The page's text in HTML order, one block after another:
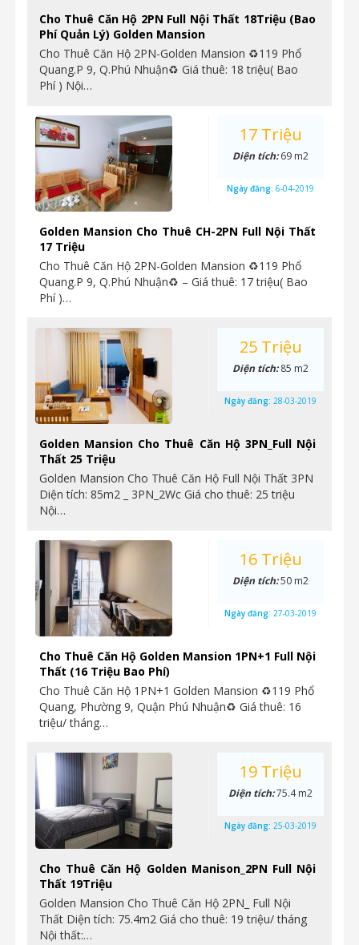
Cho Thuê Căn Hộ 2PN Full Nội Thất 18Triệu (Bao
Phí Quản Lý) Golden Mansion
Cho Thuê Căn Hộ 2PN-Golden Mansion ♻119 Phổ
Quang.P 9, Q.Phú Nhuận♻ Giá thuê: 18 triệu( Bao
Phí ) Nội…
Golden Mansion Cho Thuê CH-2PN Full Nội Thất
17 Triệu
Cho Thuê Căn Hộ 2PN-Golden Mansion ♻119 Phổ
Quang.P 9, Q.Phú Nhuận♻ – Giá thuê: 17 triệu( Bao
Phí )…
17 Triệu
Diện tích:69 m2
Ngày đăng: 6-04-2019
Golden Mansion Cho Thuê Căn Hộ 3PN_Full Nội
Thất 25 Triệu
Golden Mansion Cho Thuê Căn Hộ Full Nội Thất 3PN
Diện tích: 85m2 _ 3PN_2Wc Giá cho thuê: 25 triệu
Nội…
25 Triệu
Diện tích:85 m2
Ngày đăng: 28-03-2019
Cho Thuê Căn Hộ Golden Mansion 1PN+1 Full Nội
Thất (16 Triệu Bao Phí)
Cho Thuê Căn Hộ 1PN+1 Golden Mansion ♻119 Phổ
Quang, Phường 9, Quận Phú Nhuận♻ Giá thuê: 16
triệu/ tháng…
16 Triệu
Diện tích:50 m2
Ngày đăng: 27-03-2019
Cho Thuê Căn Hộ Golden Manison_2PN Full Nội
Thất 19Triệu
Golden Mansion Cho Thuê Căn Hộ 2PN_ Full Nội
Thất Diện tích: 75.4m2 Giá cho thuê: 19 triệu/ tháng
Nội thất:…
19 Triệu
Diện tích:75.4 m2
Ngày đăng: 25-03-2019